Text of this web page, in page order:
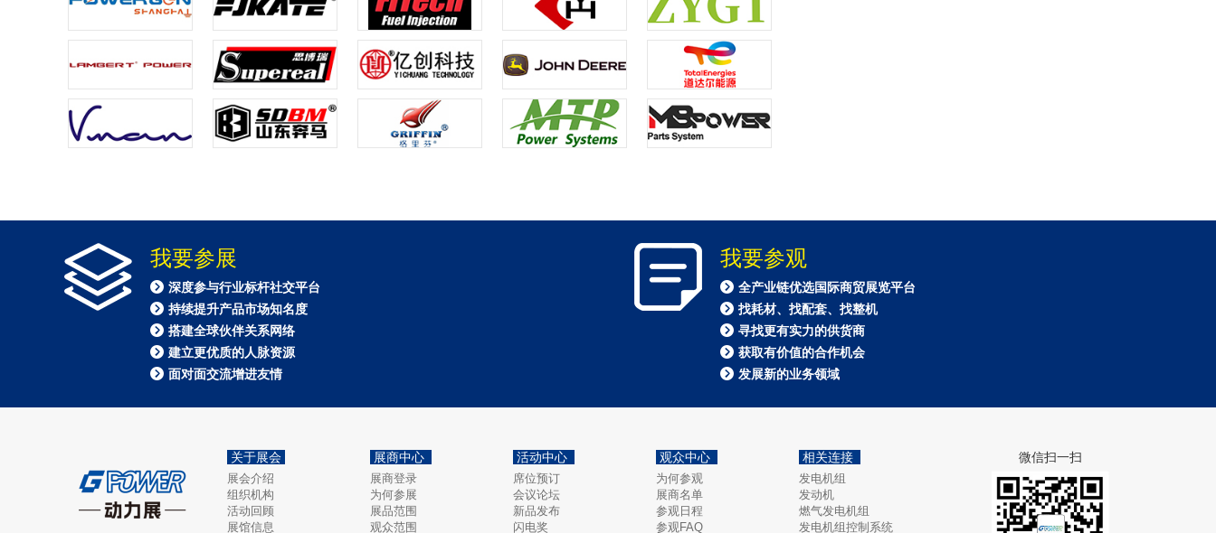
我要参展
深度参与行业标杆社交平台
持续提升产品市场知名度
搭建全球伙伴关系网络
建立更优质的人脉资源
面对面交流增进友情
我要参观
全产业链优选国际商贸展览平台
找耗材、找配套、找整机
寻找更有实力的供货商
获取有价值的合作机会
发展新的业务领域
关于展会 展商中心 活动中心 观众中心 相关连接
展会介绍
组织机构
活动回顾
展馆信息
展商登录
为何参展
展品范围
观众范围
席位预订
会议论坛
新品发布
闪电奖
为何参观
展商名单
参观日程
参观FAQ
发电机组
发动机
燃气发电机组
发电机组控制系统
微信扫一扫